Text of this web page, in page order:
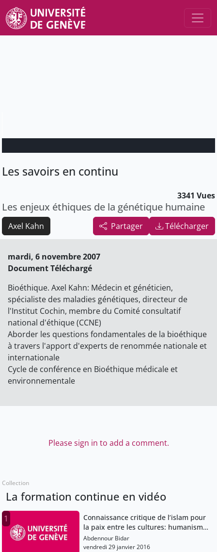
Les savoirs en continu
3341 Vues
Les enjeux éthiques de la génétique humaine
Partager Télécharger
Axel Kahn
mardi, 6 novembre 2007
Document Téléchargé
Bioéthique. Axel Kahn: Médecin et généticien,
spécialiste des maladies génétiques, directeur de
l'Institut Cochin, membre du Comité consultatif
national d'éthique (CCNE)
Aborder les questions fondamentales de la bioéthique
à travers l'apport d'experts de renommée nationale et
internationale
Cycle de conférence en Bioéthique médicale et
environnementale
Please sign in to add a comment.
Collection
La formation continue en vidéo
1
Connaissance critique de l’islam pour
la paix entre les cultures: humanisme
islamique au service d’un humanisme
universel
Abdennour Bidar
vendredi 29 janvier 2016